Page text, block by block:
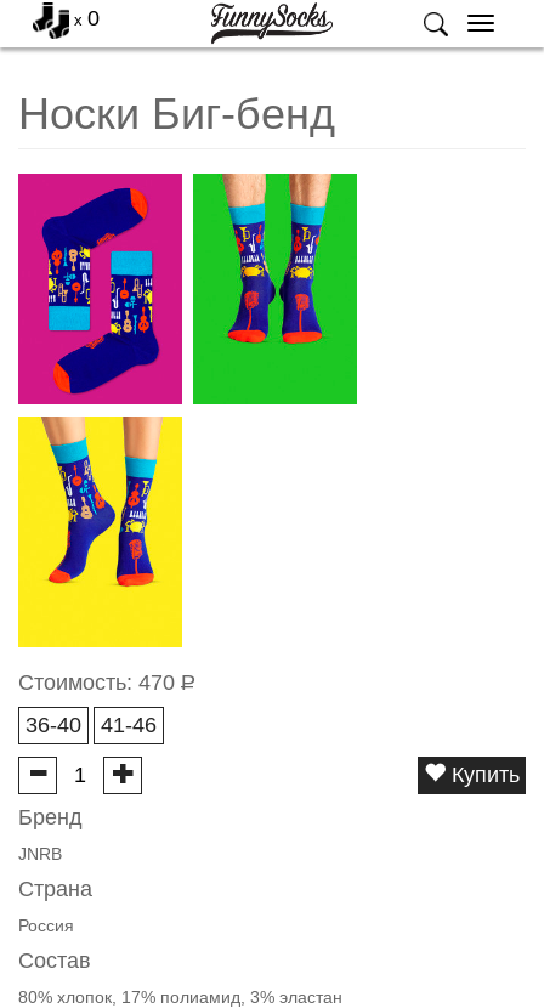
Меню
x 0
Носки Биг-бенд
Стоимость: 470 Р
36-40
41-46
Купить
Бренд
JNRB
Страна
Россия
Состав
80% хлопок, 17% полиамид, 3% эластан